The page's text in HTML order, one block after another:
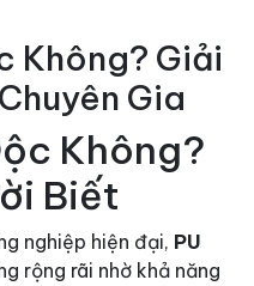
Không? Giải
Gia
Không?
Biết
nghiệp hiện đại, PU
rộng rãi nhờ khả năng